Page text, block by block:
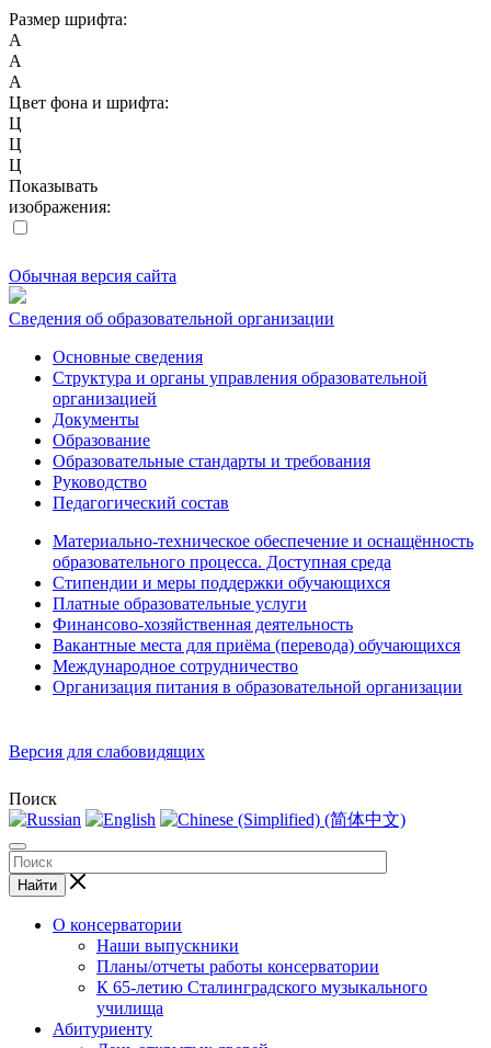
Размер шрифта:
A
A
A
Цвет фона и шрифта:
Ц
Ц
Ц
Показывать
изображения:
Обычная версия сайта
Сведения об образовательной организации
Основные сведения
Структура и органы управления образовательной
организацией
Документы
Образование
Образовательные стандарты и требования
Руководство
Педагогический состав
Материально-техническое обеспечение и оснащённость
образовательного процесса. Доступная среда
Стипендии и меры поддержки обучающихся
Платные образовательные услуги
Финансово-хозяйственная деятельность
Вакантные места для приёма (перевода) обучающихся
Международное сотрудничество
Организация питания в образовательной организации
Версия для слабовидящих
Поиск
Найти
О консерватории
Наши выпускники
Планы/отчеты работы консерватории
К 65-летию Сталинградского музыкального
училища
Абитуриенту